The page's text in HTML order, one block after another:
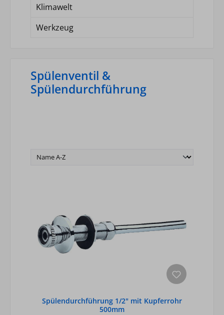
Klimawelt
Werkzeug
Spülenventil &
Spülendurchführung
Spülendurchführung 1/2" mit Kupferrohr
500mm